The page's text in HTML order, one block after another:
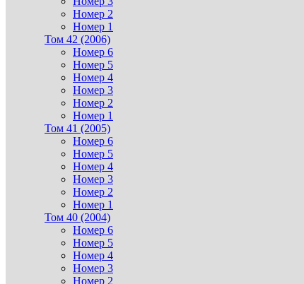
Номер 2
Номер 1
Том 42 (2006)
Номер 6
Номер 5
Номер 4
Номер 3
Номер 2
Номер 1
Том 41 (2005)
Номер 6
Номер 5
Номер 4
Номер 3
Номер 2
Номер 1
Том 40 (2004)
Номер 6
Номер 5
Номер 4
Номер 3
Номер 2